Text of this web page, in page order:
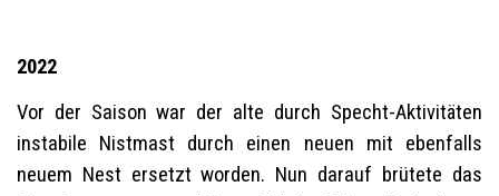
2022
Vor der Saison war der alte durch Specht-Aktivitäten
instabile Nistmast durch einen neuen mit ebenfalls
neuem Nest ersetzt worden. Nun darauf brütete das